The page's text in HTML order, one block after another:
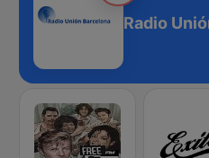
Radio